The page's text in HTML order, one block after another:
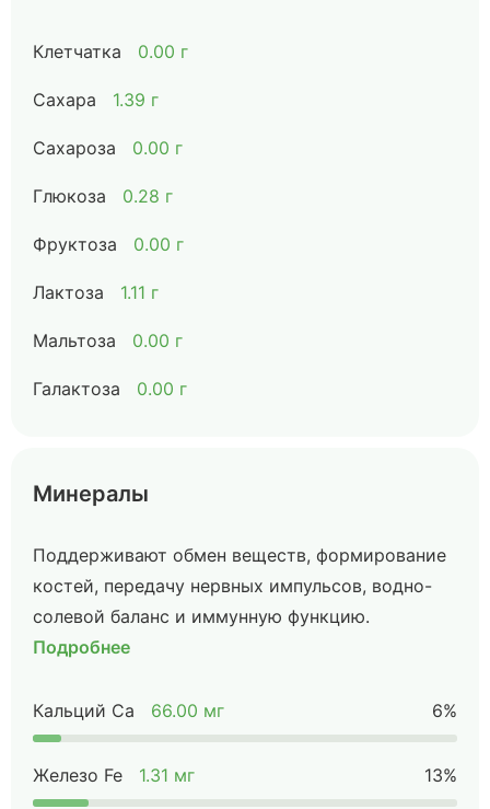
Клетчатка 0.00 г
Сахара 1.39 г
Сахароза 0.00 г
Глюкоза 0.28 г
Фруктоза 0.00 г
Лактоза 1.11 г
Мальтоза 0.00 г
Галактоза 0.00 г
Минералы
Поддерживают обмен веществ, формирование
костей, передачу нервных импульсов, водно-
солевой баланс и иммунную функцию.
Подробнее
Кальций Ca 66.00 мг 6%
Железо Fe 1.31 мг 13%